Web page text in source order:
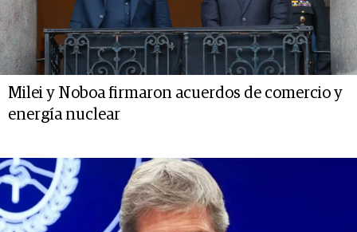
Milei y Noboa firmaron acuerdos de comercio y
energía nuclear